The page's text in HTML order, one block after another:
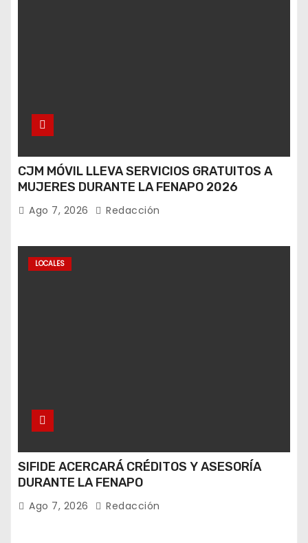
CJM MÓVIL LLEVA SERVICIOS GRATUITOS A
MUJERES DURANTE LA FENAPO 2026
Ago 7, 2026 Redacción
LOCALES
SIFIDE ACERCARÁ CRÉDITOS Y ASESORÍA
DURANTE LA FENAPO
Ago 7, 2026 Redacción